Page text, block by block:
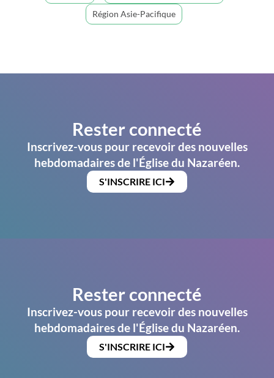
Région Asie-Pacifique
Rester connecté
Inscrivez-vous pour recevoir des nouvelles
hebdomadaires de l'Église du Nazaréen.
S'INSCRIRE ICI
Rester connecté
Inscrivez-vous pour recevoir des nouvelles
hebdomadaires de l'Église du Nazaréen.
S'INSCRIRE ICI